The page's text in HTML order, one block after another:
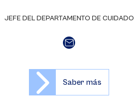
JEFE DEL DEPARTAMENTO DE CUIDADO
Saber más